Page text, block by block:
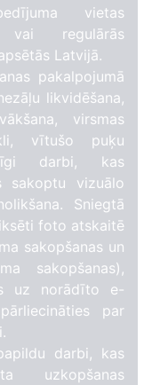
vietas
vai regulārās
Latvijā.
pakalpojumā
likvidēšana,
virsmas
vītušo puķu
darbi, kas
sakoptu vizuālo
Sniegtā
foto atskaitē
sakopšanas un
sakopšanas),
uz norādīto e-
par
darbi, kas
uzkopšanas